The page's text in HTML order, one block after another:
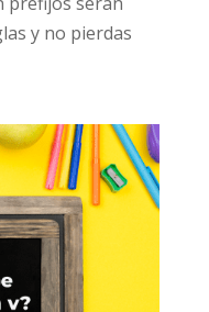
y no pierdas